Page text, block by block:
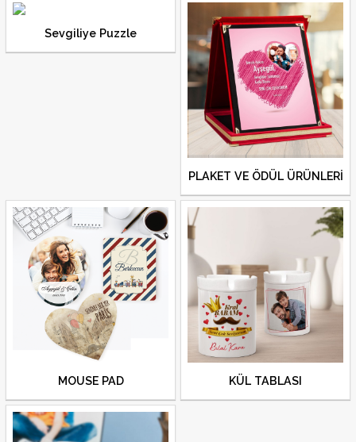
Sevgiliye Puzzle
PLAKET VE ÖDÜL ÜRÜNLERİ
MOUSE PAD KÜL TABLASI